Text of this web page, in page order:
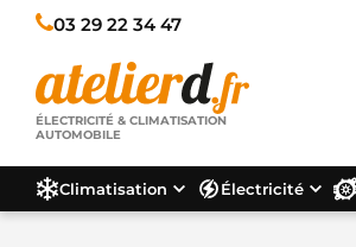
03 29 22 34 47
ÉLECTRICITÉ & CLIMATISATION
AUTOMOBILE
Climatisation Électricité